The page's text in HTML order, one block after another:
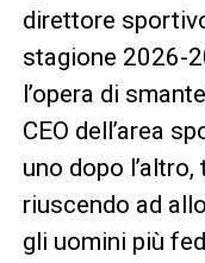
direttore
stagione 2026-
l’opera di
CEO dell’area
uno dopo
riuscendo ad
gli uomini più